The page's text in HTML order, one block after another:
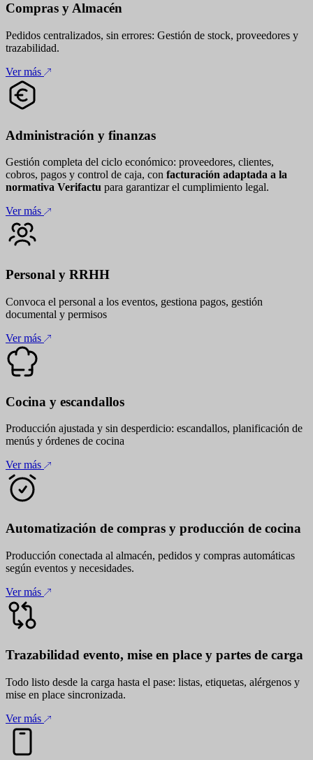
Compras y Almacén
Pedidos centralizados, sin errores: Gestión de stock, proveedores y
trazabilidad.
Ver más
Administración y finanzas
Gestión completa del ciclo económico: proveedores, clientes,
cobros, pagos y control de caja, con facturación adaptada a la
normativa Verifactu para garantizar el cumplimiento legal.
Ver más
Personal y RRHH
Convoca el personal a los eventos, gestiona pagos, gestión
documental y permisos
Ver más
Cocina y escandallos
Producción ajustada y sin desperdicio: escandallos, planificación de
menús y órdenes de cocina
Ver más
Automatización de compras y producción de cocina
Producción conectada al almacén, pedidos y compras automáticas
según eventos y necesidades.
Ver más
Trazabilidad evento, mise en place y partes de carga
Todo listo desde la carga hasta el pase: listas, etiquetas, alérgenos y
mise en place sincronizada.
Ver más